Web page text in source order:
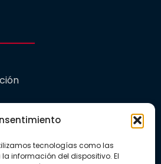
tecnologías como las
información del dispositivo. El